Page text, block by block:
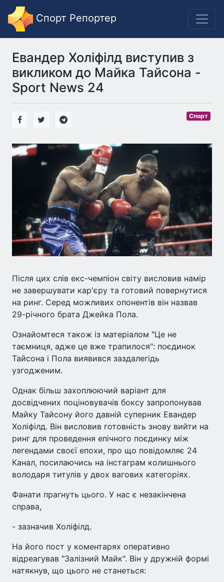
Спорт Репортер
Евандер Холіфілд виступив з
викликом до Майка Тайсона -
Sport News 24
Спорт
Після цих слів екс-чемпіон світу висловив намір
не завершувати кар'єру та готовий повернутися
на ринг. Серед можливих опонентів він назвав
29-річного брата Джейка Пола.
Ознайомтеся також із матеріалом "Це не
таємниця, адже це вже трапилося": поєдинок
Тайсона і Пола виявився заздалегідь
узгодженим.
Однак більш захоплюючий варіант для
досвідчених поціновувачів боксу запропонував
Майку Тайсону його давній суперник Евандер
Холіфілд. Він висловив готовність знову вийти на
ринг для проведення епічного поєдинку між
легендами своєї епохи, про що повідомляє 24
Канал, посилаючись на інстаграм колишнього
володаря титулів у двох вагових категоріях.
Фанати прагнуть цього. У нас є незакінчена
справа,
- зазначив Холіфілд.
На його пост у коментарях оперативно
відреагував "Залізний Майк". Він у дружній формі
натякнув, що цього не станеться: